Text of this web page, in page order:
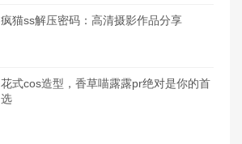
疯猫ss解压密码：高清摄影作品分享
花式cos造型，香草喵露露pr绝对是你的首
选